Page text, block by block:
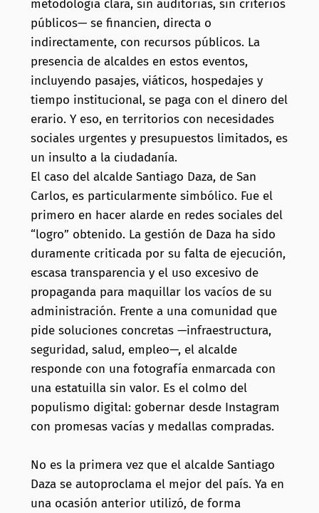
metodología clara, sin auditorías, sin criterios
públicos— se financien, directa o
indirectamente, con recursos públicos. La
presencia de alcaldes en estos eventos,
incluyendo pasajes, viáticos, hospedajes y
tiempo institucional, se paga con el dinero del
erario. Y eso, en territorios con necesidades
sociales urgentes y presupuestos limitados, es
un insulto a la ciudadanía.
El caso del alcalde Santiago Daza, de San
Carlos, es particularmente simbólico. Fue el
primero en hacer alarde en redes sociales del
“logro” obtenido. La gestión de Daza ha sido
duramente criticada por su falta de ejecución,
escasa transparencia y el uso excesivo de
propaganda para maquillar los vacíos de su
administración. Frente a una comunidad que
pide soluciones concretas —infraestructura,
seguridad, salud, empleo—, el alcalde
responde con una fotografía enmarcada con
una estatuilla sin valor. Es el colmo del
populismo digital: gobernar desde Instagram
con promesas vacías y medallas compradas.
No es la primera vez que el alcalde Santiago
Daza se autoproclama el mejor del país. Ya en
una ocasión anterior utilizó, de forma